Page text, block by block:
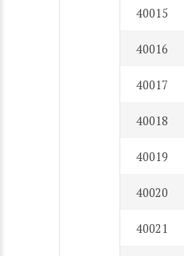
40015
40016
40017
40018
40019
40020
40021